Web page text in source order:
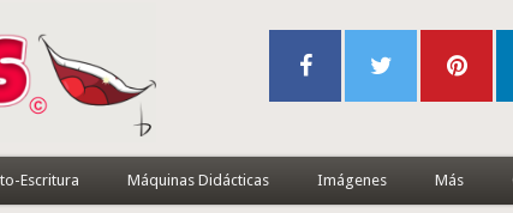
Escritura Máquinas Didácticas Imágenes Más